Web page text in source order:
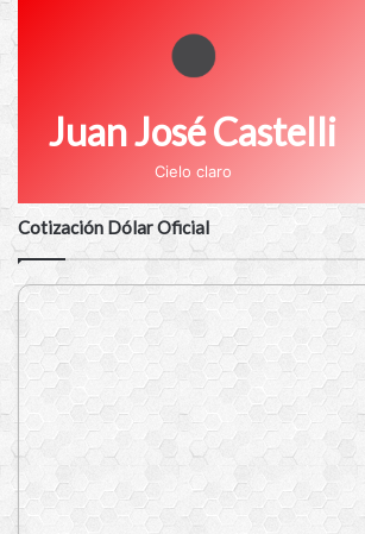
Juan José Castelli
Cielo claro
Cotización Dólar Oficial